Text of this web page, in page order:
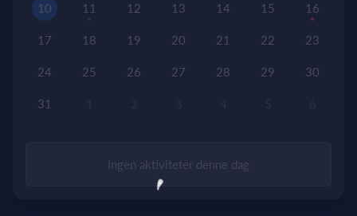
10 11 12 13 14 15 16
17 18 19 20 21 22 23
24 25 26 27 28 29 30
31
Ingen aktiviteter denne dag